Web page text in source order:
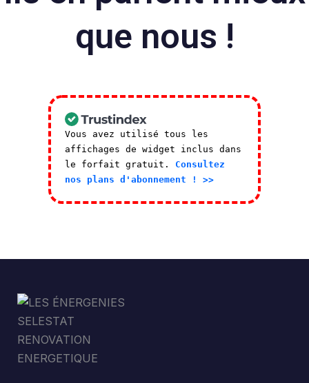
que nous !
Vous avez utilisé tous les
affichages de widget inclus dans
le forfait gratuit. Consultez
nos plans d'abonnement ! >>